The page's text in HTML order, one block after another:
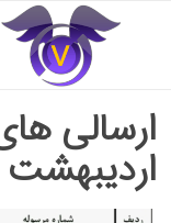
اردیبهشت